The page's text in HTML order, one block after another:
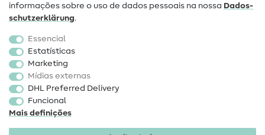
Popular
Tecidos
Acessórios de costura
Promoção
informações sobre o uso de dados pessoais na nossa Dados­
schutz­erklärung.
Essencial
Estatísticas
Marketing
Mídias externas
DHL Preferred Delivery
Funcional
Mais definições